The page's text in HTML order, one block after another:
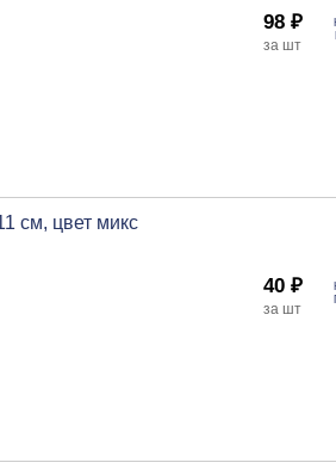
98 ₽
см, цвет микс
40 ₽